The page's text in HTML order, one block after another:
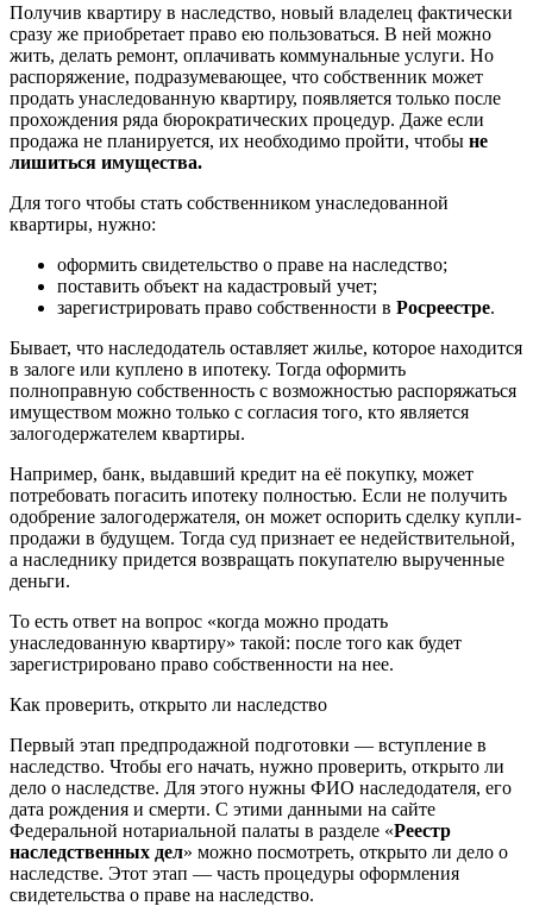
Получив квартиру в наследство, новый владелец фактически
сразу же приобретает право ею пользоваться. В ней можно
жить, делать ремонт, оплачивать коммунальные услуги. Но
распоряжение, подразумевающее, что собственник может
продать унаследованную квартиру, появляется только после
прохождения ряда бюрократических процедур. Даже если
продажа не планируется, их необходимо пройти, чтобы не
лишиться имущества.
Для того чтобы стать собственником унаследованной
квартиры, нужно:
оформить свидетельство о праве на наследство;
поставить объект на кадастровый учет;
зарегистрировать право собственности в Росреестре.
Бывает, что наследодатель оставляет жилье, которое находится
в залоге или куплено в ипотеку. Тогда оформить
полноправную собственность с возможностью распоряжаться
имуществом можно только с согласия того, кто является
залогодержателем квартиры.
Например, банк, выдавший кредит на её покупку, может
потребовать погасить ипотеку полностью. Если не получить
одобрение залогодержателя, он может оспорить сделку купли-
продажи в будущем. Тогда суд признает ее недействительной,
а наследнику придется возвращать покупателю вырученные
деньги.
То есть ответ на вопрос «когда можно продать
унаследованную квартиру» такой: после того как будет
зарегистрировано право собственности на нее.
Как проверить, открыто ли наследство
Первый этап предпродажной подготовки — вступление в
наследство. Чтобы его начать, нужно проверить, открыто ли
дело о наследстве. Для этого нужны ФИО наследодателя, его
дата рождения и смерти. С этими данными на сайте
Федеральной нотариальной палаты в разделе «Реестр
наследственных дел» можно посмотреть, открыто ли дело о
наследстве. Этот этап — часть процедуры оформления
свидетельства о праве на наследство.